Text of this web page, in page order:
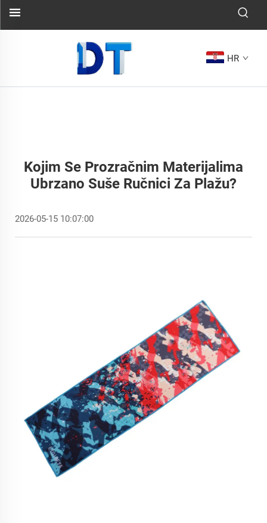
HR
Kojim Se Prozračnim Materijalima
Ubrzano Suše Ručnici Za Plažu?
2026-05-15 10:07:00